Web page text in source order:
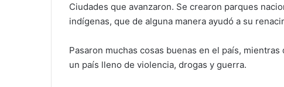
Ciudades que avanzaron. Se crearon parques
indígenas, que de alguna manera ayudó a su
Pasaron muchas cosas buenas en el país,
un país lleno de violencia, drogas y guerra.